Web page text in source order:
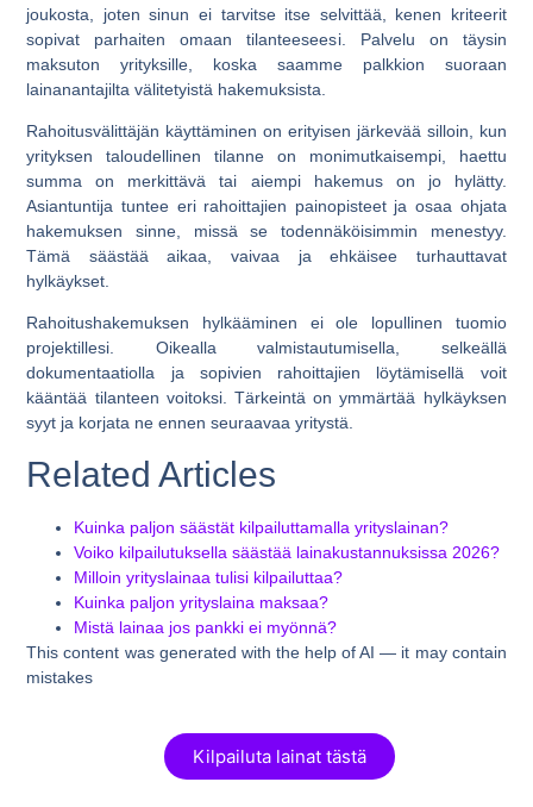
joukosta, joten sinun ei tarvitse itse selvittää, kenen kriteerit
sopivat parhaiten omaan tilanteeseesi. Palvelu on täysin
maksuton yrityksille, koska saamme palkkion suoraan
lainanantajilta välitetyistä hakemuksista.
Rahoitusvälittäjän käyttäminen on erityisen järkevää silloin, kun
yrityksen taloudellinen tilanne on monimutkaisempi, haettu
summa on merkittävä tai aiempi hakemus on jo hylätty.
Asiantuntija tuntee eri rahoittajien painopisteet ja osaa ohjata
hakemuksen sinne, missä se todennäköisimmin menestyy.
Tämä säästää aikaa, vaivaa ja ehkäisee turhauttavat
hylkäykset.
Rahoitushakemuksen hylkääminen ei ole lopullinen tuomio
projektillesi. Oikealla valmistautumisella, selkeällä
dokumentaatiolla ja sopivien rahoittajien löytämisellä voit
kääntää tilanteen voitoksi. Tärkeintä on ymmärtää hylkäyksen
syyt ja korjata ne ennen seuraavaa yritystä.
Related Articles
Kuinka paljon säästät kilpailuttamalla yrityslainan?
Voiko kilpailutuksella säästää lainakustannuksissa 2026?
Milloin yrityslainaa tulisi kilpailuttaa?
Kuinka paljon yrityslaina maksaa?
Mistä lainaa jos pankki ei myönnä?
This content was generated with the help of AI — it may contain
mistakes
Kilpailuta lainat tästä